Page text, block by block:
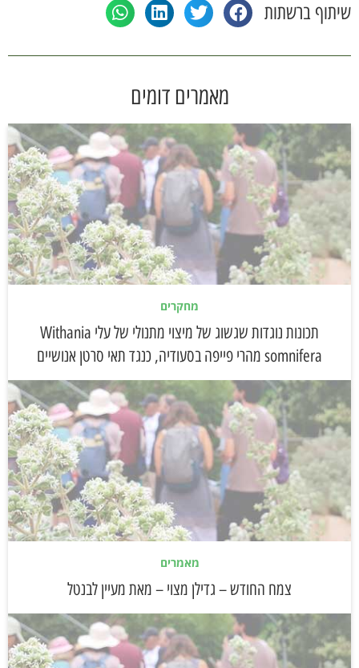
שיתוף ברשתות
מאמרים דומים
מחקרים
תכונות נוגדות שגשוג של מיצוי מתנולי של עלי Withania
somnifera מהרי פייפה בסעודיה, כנגד תאי סרטן אנושיים
מאמרים
צמח החודש – גדילן מצוי – מאת מעיין לבנטל